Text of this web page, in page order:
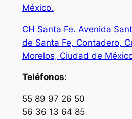
México.
CH Santa Fe. Avenida
de Santa Fe, Contadero,
Morelos, Ciudad de
Teléfonos:
55 89 97 26 50
56 36 13 64 85